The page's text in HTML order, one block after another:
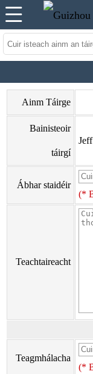
Ainm Táirge
Bainisteoir
táirgí
Ábhar staidéir
(*
Teachtaireacht
Teagmhálacha
(*